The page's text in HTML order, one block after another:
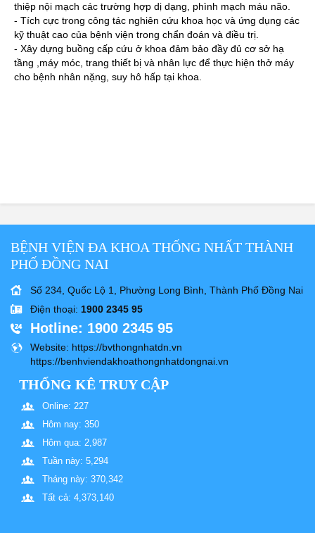
thiệp nội mạch các trường hợp dị dạng, phình mạch máu não.
- Tích cực trong công tác nghiên cứu khoa học và ứng dụng các
kỹ thuật cao của bệnh viện trong chẩn đoán và điều trị.
- Xây dựng buồng cấp cứu ở khoa đảm bảo đầy đủ cơ sở hạ
tầng ,máy móc, trang thiết bị và nhân lực để thực hiện thở máy
cho bệnh nhân nặng, suy hô hấp tại khoa.
BỆNH VIỆN ĐA KHOA THỐNG NHẤT THÀNH
PHỐ ĐỒNG NAI
Số 234, Quốc Lộ 1, Phường Long Bình, Thành Phố Đồng Nai
Điện thoại: 1900 2345 95
Hotline: 1900 2345 95
Website: https://bvthongnhatdn.vn
https://benhviendakhoathongnhatdongnai.vn
THỐNG KÊ TRUY CẬP
Online: 227
Hôm nay: 350
Hôm qua: 2,987
Tuần này: 5,294
Tháng này: 370,342
Tất cả: 4,373,140